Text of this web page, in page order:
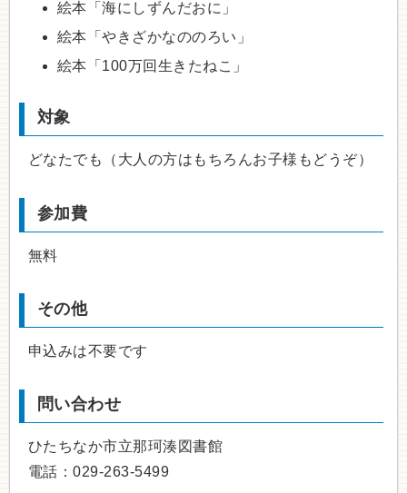
絵本「海にしずんだおに」
絵本「やきざかなののろい」
絵本「100万回生きたねこ」
対象
どなたでも（大人の方はもちろんお子様もどうぞ）
参加費
無料
その他
申込みは不要です
問い合わせ
ひたちなか市立那珂湊図書館
電話：029-263-5499